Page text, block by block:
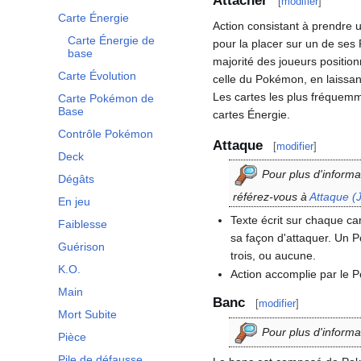
Carte Énergie
Carte Énergie de
base
Carte Évolution
Carte Pokémon de
Base
Contrôle Pokémon
Deck
Dégâts
En jeu
Faiblesse
Guérison
K.O.
Main
Mort Subite
Pièce
Action consistant à prendre
pour la placer sur un de ses
majorité des joueurs
celle du Pokémon, en
Les cartes les plus
cartes Énergie.
Attaque [modifier]
Pour plus
référez-vous àAttaque
Texte écrit sur chaque
sa façon d'attaquer. Un
trois, ou aucune.
Action accomplie par le
Banc [modifier]
Pour plus